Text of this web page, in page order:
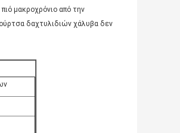
μακροχρόνιο από την
δαχτυλιδιών χάλυβα δεν